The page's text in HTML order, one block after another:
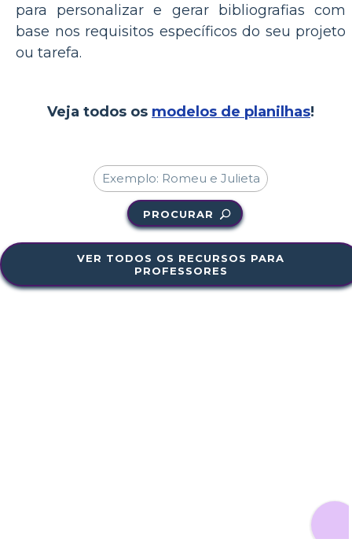
para personalizar e gerar bibliografias com
base nos requisitos específicos do seu projeto
ou tarefa.
Veja todos os modelos de planilhas!
PROCURAR
VER TODOS OS RECURSOS PARA
PROFESSORES